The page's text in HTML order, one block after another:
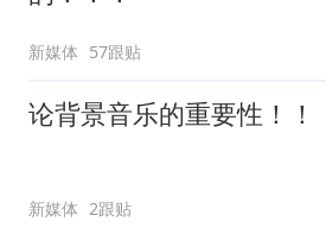
新媒体 57跟贴
论背景音乐的重要性！！
新媒体 2跟贴